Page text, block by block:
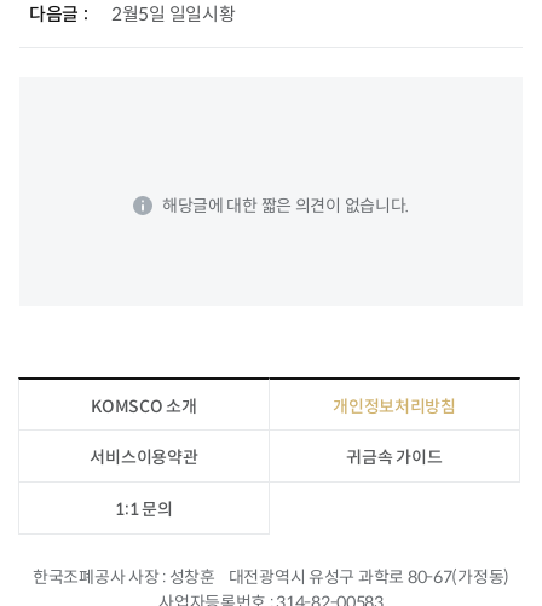
다음글 2월5일 일일시황
해당글에 대한 짧은 의견이 없습니다.
KOMSCO 소개 개인정보처리방침
서비스이용약관 귀금속 가이드
1:1 문의
한국조폐공사 사장 성창훈
대전광역시 유성구 과학로 80-67(가정동)